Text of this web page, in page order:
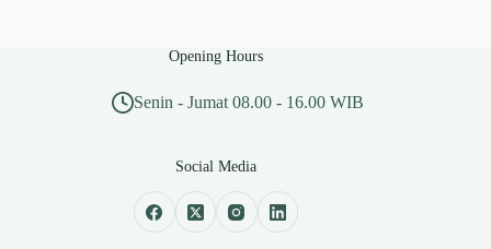
Opening Hours
Senin - Jumat 08.00 - 16.00 WIB
Social Media